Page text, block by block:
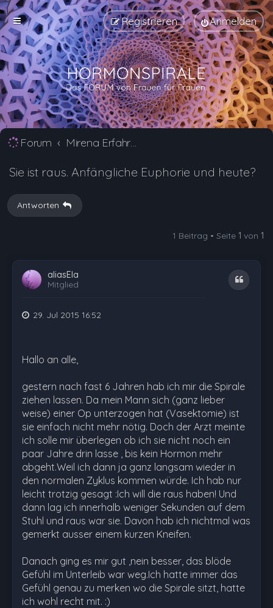
Anmelden
Registrieren
Forum Mirena Erfahrungsberichte und Nebenwirkungen
Sie ist raus. Anfängliche Euphorie und heute?
Antworten
1 Beitrag • Seite 1 von 1
aliasEla
Mitglied
Zitat
29. Jul 2015 16:52
Hallo an alle,
gestern nach fast 6 Jahren hab ich mir die Spirale
ziehen lassen. Da mein Mann sich (ganz lieber
weise) einer Op unterzogen hat (Vasektomie) ist
sie einfach nicht mehr nötig. Doch der Arzt meinte
ich solle mir überlegen ob ich sie nicht noch ein
paar Jahre drin lasse , bis kein Hormon mehr
abgeht.Weil ich dann ja ganz langsam wieder in
den normalen Zyklus kommen würde. Ich hab nur
leicht trotzig gesagt :Ich will die raus haben! Und
dann lag ich innerhalb weniger Sekunden auf dem
Stuhl und raus war sie. Davon hab ich nichtmal was
gemerkt ausser einem kurzen Kneifen.
Danach ging es mir gut ,nein besser, das blöde
Gefühl im Unterleib war weg.Ich hatte immer das
Gefühl genau zu merken wo die Spirale sitzt, hatte
ich wohl recht mit. :)